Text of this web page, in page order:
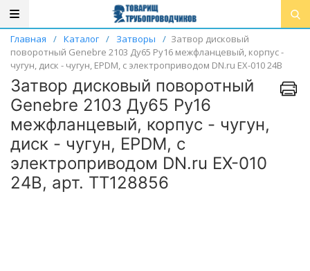
Главная / Каталог / Затворы / Затвор дисковый
поворотный Genebre 2103 Ду65 Ру16 межфланцевый, корпус -
чугун, диск - чугун, EPDM, с электроприводом DN.ru EX-010 24В
Затвор дисковый поворотный
Genebre 2103 Ду65 Ру16
межфланцевый, корпус - чугун,
диск - чугун, EPDM, с
электроприводом DN.ru EX-010
24В, арт. ТТ128856